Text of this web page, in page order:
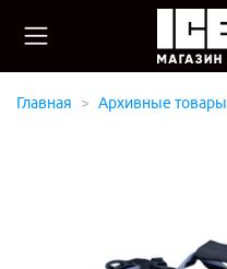
Главная Архивные товары